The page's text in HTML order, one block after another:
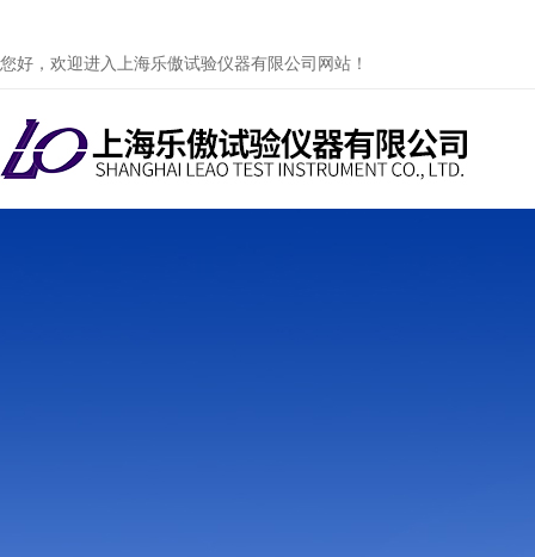
您好，欢迎进入上海乐傲试验仪器有限公司网站！